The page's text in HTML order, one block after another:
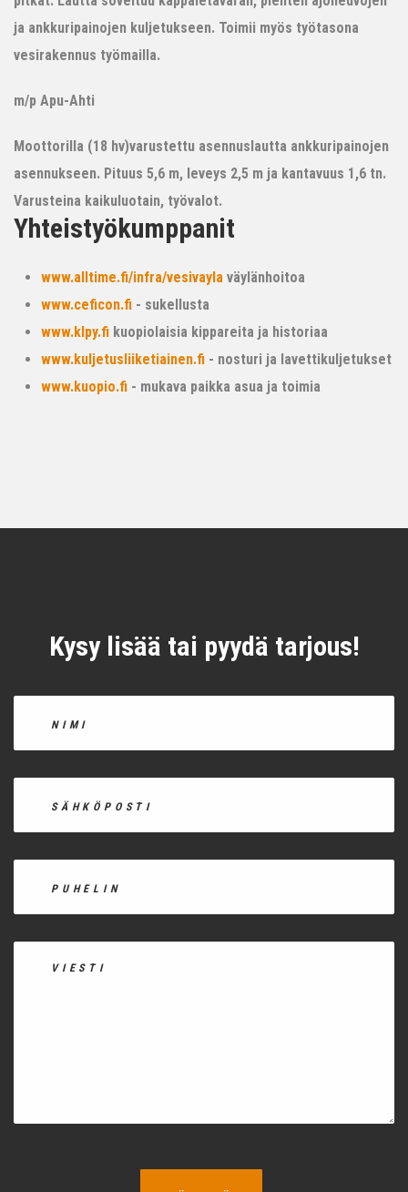
ja ankkuripainojen kuljetukseen. Toimii myös työtasona
vesirakennus työmailla.
m/p Apu-Ahti
Moottorilla (18 hv)varustettu asennuslautta ankkuripainojen
asennukseen. Pituus 5,6 m, leveys 2,5 m ja kantavuus 1,6 tn.
Varusteina kaikuluotain, työvalot.
Yhteistyökumppanit
www.alltime.fi/infra/vesivayla väylänhoitoa
www.ceficon.fi - sukellusta
www.klpy.fi kuopiolaisia kippareita ja historiaa
www.kuljetusliiketiainen.fi - nosturi ja lavettikuljetukset
www.kuopio.fi - mukava paikka asua ja toimia
Kysy lisää tai pyydä tarjous!